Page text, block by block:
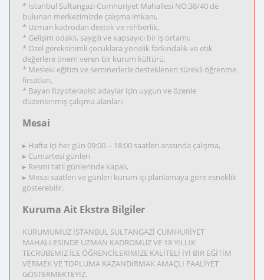
* İstanbul Sultangazi Cumhuriyet Mahallesi NO.38/40 de
bulunan merkezimizde çalışma imkanı,
* Uzman kadrodan destek ve rehberlik,
* Gelişim odaklı, saygılı ve kapsayıcı bir iş ortamı,
* Özel gereksinimli çocuklara yönelik farkındalık ve etik
değerlere önem veren bir kurum kültürü,
* Mesleki eğitim ve seminerlerle desteklenen sürekli öğrenme
fırsatları,
* Bayan fizyoterapist adaylar için uygun ve özenle
düzenlenmiş çalışma alanları.
Mesai
▸ Hafta içi her gün 09:00 -- 18:00 saatleri arasında çalışma,
▸ Cumartesi günleri
▸ Resmi tatil günlerinde kapalı,
▸ Mesai saatleri ve günleri kurum içi planlamaya göre esneklik
gösterebilir.
Kuruma Ait Ekstra Bilgiler
KURUMUMUZ İSTANBUL SULTANGAZİ CUMHURİYET
MAHALLESİNDE UZMAN KADROMUZ VE 18 YILLIK
TECRÜBEMİZ İLE ÖĞRENCİLERİMİZE KALİTELİ İYİ BİR EĞİTİM
VERMEK VE TOPLUMA KAZANDIRMAK AMAÇLI FAALİYET
GÖSTERMEKTEYİZ.